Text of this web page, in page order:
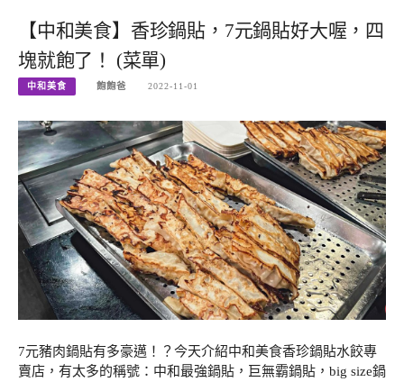
【中和美食】香珍鍋貼，7元鍋貼好大喔，四
塊就飽了！ (菜單)
中和美食 飽飽爸 2022-11-01
7元豬肉鍋貼有多豪邁！？今天介紹中和美食香珍鍋貼水餃專
賣店，有太多的稱號：中和最強鍋貼，巨無霸鍋貼，big size鍋